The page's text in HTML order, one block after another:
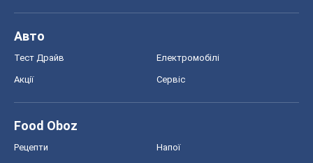
Авто
Тест Драйв Електромобілі
Акції Сервіс
Food Oboz
Рецепти Напої